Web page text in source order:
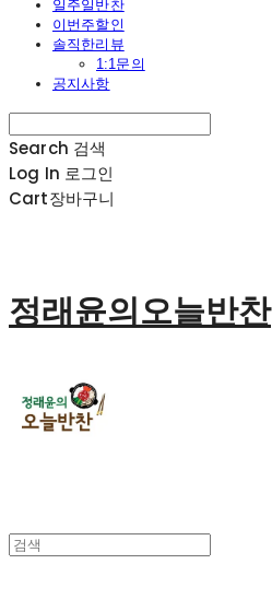
일주일반찬
이번주할인
솔직한리뷰
1:1문의
공지사항
Search 검색
Log In 로그인
Cart장바구니
정래윤의오늘반찬